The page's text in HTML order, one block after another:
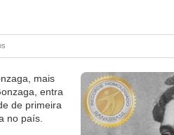
mais
entra
de primeira
no país.